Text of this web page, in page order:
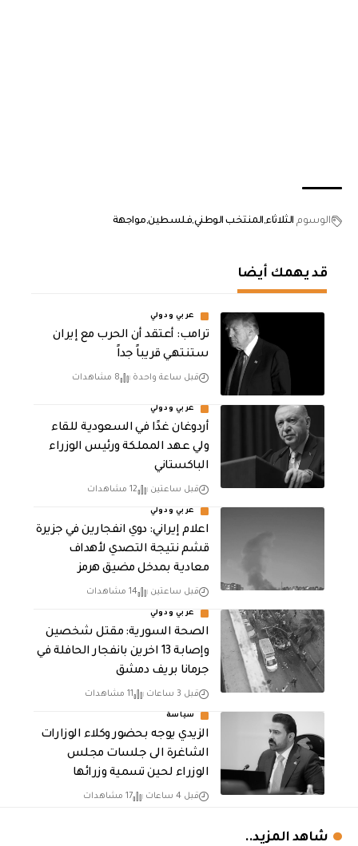
الوسوم الثلاثاء المنتخب الوطنيفلسطين مواجهة
قد يهمك أيضا
عربي ودولي
‏ترامب: أعتقد أن الحرب مع إيران
ستنتهي قريباً جداً
قبل ساعة واحدة 8 مشاهدات
عربي ودولي
أردوغان غدًا في السعودية للقاء
ولي عهد المملكة ورئيس الوزراء
الباكستاني
قبل ساعتين 12 مشاهدات
عربي ودولي
اعلام إيراني: دوي انفجارين في جزيرة
قشم نتيجة التصدي لأهداف
معادية بمدخل مضيق هرمز
قبل ساعتين 14 مشاهدات
عربي ودولي
الصحة السورية: مقتل شخصين
وإصابة 13 اخرين بانفجار الحافلة في
جرمانا بريف دمشق
قبل 3 ساعات 11 مشاهدات
سياسة
الزيدي يوجه بحضور وكلاء الوزارات
الشاغرة الى جلسات مجلس
الوزراء لحين تسمية وزرائها
قبل 4 ساعات 17 مشاهدات
شاهد المزيد..